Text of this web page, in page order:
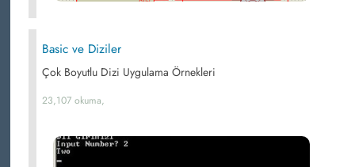
Basic ve Diziler
Çok Boyutlu Dizi Uygulama Örnekleri
23,107 okuma,